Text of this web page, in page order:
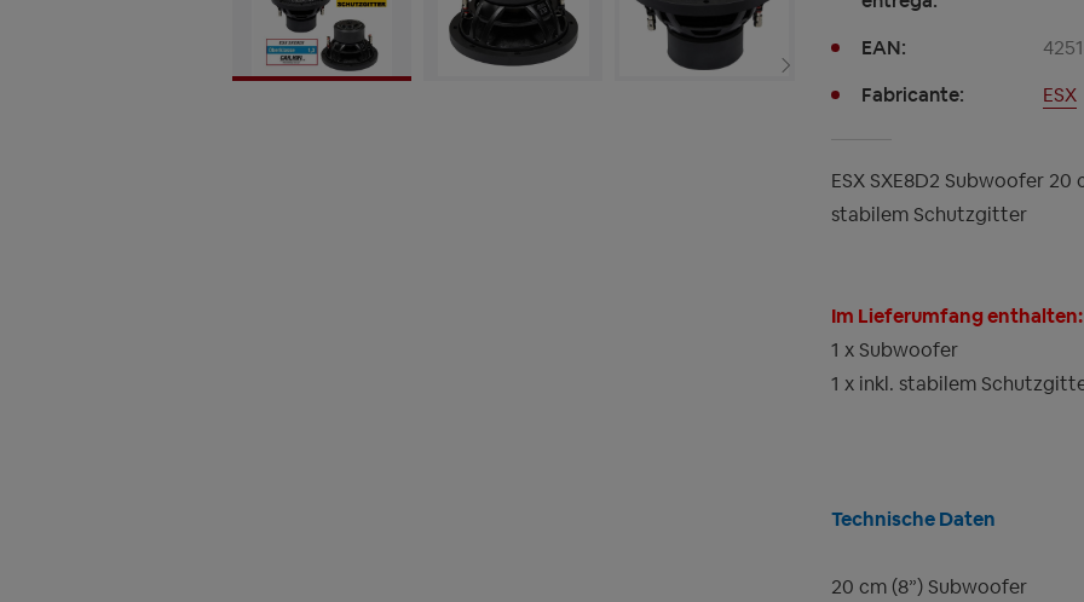
EAN:
Fabricante:
ESX
ESX SXE8D2 Subwoofer
stabilem Schutzgitter
Im Lieferumfang enthalten:
1 x Subwoofer
1 x inkl. stabilem
Technische Daten
20 cm (8”) Subwoofer